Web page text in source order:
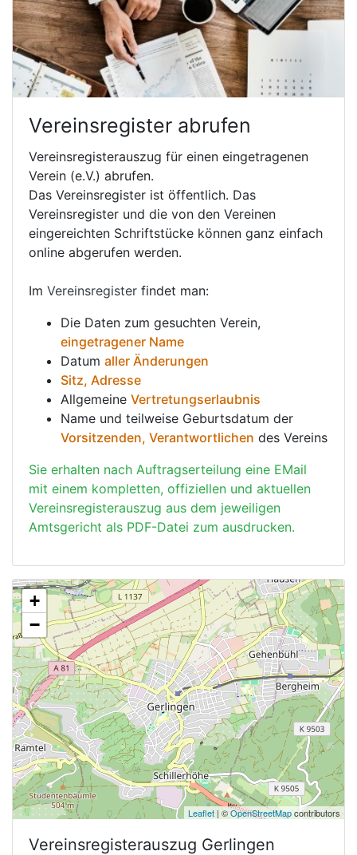
Vereinsregister abrufen
Vereinsregisterauszug für einen eingetragenen
Verein (e.V.) abrufen.
Das Vereinsregister ist öffentlich. Das
Vereinsregister und die von den Vereinen
eingereichten Schriftstücke können ganz einfach
online abgerufen werden.
Im Vereinsregister findet man:
Die Daten zum gesuchten Verein,
eingetragener Name
Datum aller Änderungen
Sitz, Adresse
Allgemeine Vertretungserlaubnis
Name und teilweise Geburtsdatum der
Vorsitzenden, Verantwortlichen des Vereins
Sie erhalten nach Auftragserteilung eine EMail
mit einem kompletten, offiziellen und aktuellen
Vereinsregisterauszug aus dem jeweiligen
Amtsgericht als PDF-Datei zum ausdrucken.
+
−
Leaflet | ©OpenStreetMapcontributors
Vereinsregisterauszug Gerlingen